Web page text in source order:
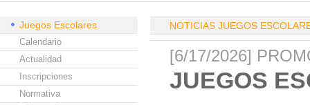
Juegos Escolares
Calendario
Actualidad
Inscripciones
Normativa
NOTICIAS JUEGOS
[6/17/2026]
JUEGOS